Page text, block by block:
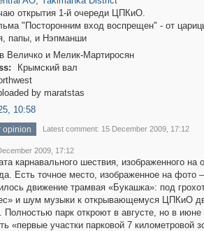
открытия 1-й очереди ЦПКиО.
"Посторонним вход воспрещен" - от
папы, и Нэпманши
Величко и Мелик-Мартиросян
Крымский вал
by maratstas
10:58
opinion Latest comment: 15 December 2009, 17:12
2009, 17:12
карнавального шествия, изображенного на
Есть точное место, изображенное на фото
движение трамвая «Букашка»: под
и шум музыки к открывающемуся ЦПКиО
Полностью парк откроют в августе, но в
«первые участки парковой 7 километровой